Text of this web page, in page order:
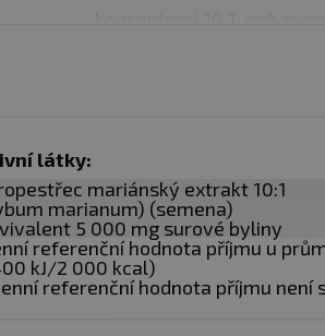
než
Díky tomuto
zaručení vysoké
kapsle, prochází extrakt
Dávkování:Jako doplněk
látky:
mariánský extrakt 10:1
marianum) (semena)
5 000 mg surové byliny
referenční hodnota příjmu u
kJ/2 000 kcal)
referenční hodnota příjmu není